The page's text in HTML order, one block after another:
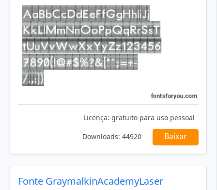
Licença: gratuito para uso pessoal
Downloads: 44920 Baixar
Fonte GraymalkinAcademyLaser